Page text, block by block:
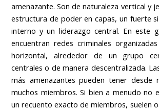
amenazante. Son de naturaleza vertical y
estructura de poder en capas, un fuerte
interno y un liderazgo central. En este
encuentran redes criminales
horizontal, alrededor de un grupo
centrales o de manera descentralizada.
más amenazantes pueden tener desde
muchos miembros. Si bien a menudo no
un recuento exacto de miembros, suelen